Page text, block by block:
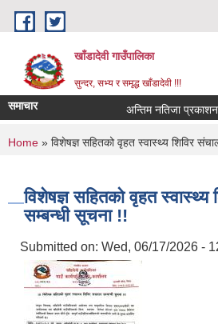
Skip to main content
खाँडादेवी गाउँपालिका
सुन्दर, सभ्य र समृद्ध खाँडादेवी !!!
समाचार अन्तिम नतिजा प्रकाशन
You are here
Home » विशेषज्ञ सहितको वृहत स्वास्थ्य शिविर
विशेषज्ञ सहितको वृहत स्वास्थ्य
सम्बन्धी सूचना !!
Submitted on: Wed, 06/17/2026 -